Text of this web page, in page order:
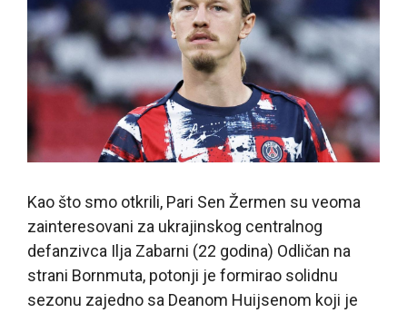
Kao što smo otkrili, Pari Sen Žermen su veoma
zainteresovani za ukrajinskog centralnog
defanzivca Ilja Zabarni (22 godina) Odličan na
strani Bornmuta, potonji je formirao solidnu
sezonu zajedno sa Deanom Huijsenom koji je